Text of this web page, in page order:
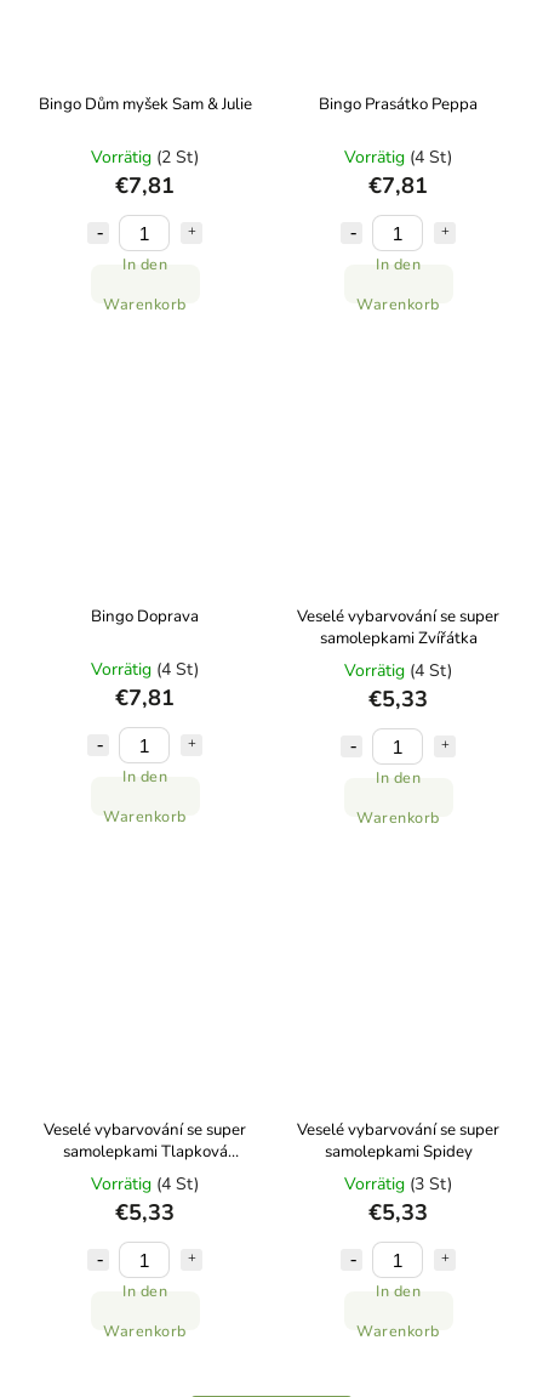
Bingo Dům myšek Sam & Julie
Vorrätig (2 St)
€7,81
In den
Warenkorb
Bingo Prasátko Peppa
Vorrätig (4 St)
€7,81
In den
Warenkorb
Bingo Doprava
Vorrätig (4 St)
€7,81
In den
Warenkorb
Veselé vybarvování se super
samolepkami Zvířátka
Vorrätig (4 St)
€5,33
In den
Warenkorb
Veselé vybarvování se super
samolepkami Tlapková
patrola
Vorrätig (4 St)
€5,33
In den
Warenkorb
Veselé vybarvování se super
samolepkami Spidey
Vorrätig (3 St)
€5,33
In den
Warenkorb